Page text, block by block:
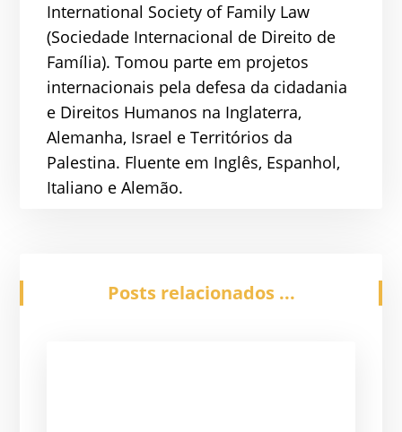
International Society of Family Law
(Sociedade Internacional de Direito de
Família). Tomou parte em projetos
internacionais pela defesa da cidadania
e Direitos Humanos na Inglaterra,
Alemanha, Israel e Territórios da
Palestina. Fluente em Inglês, Espanhol,
Italiano e Alemão.
Posts relacionados ...